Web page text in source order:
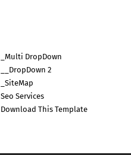
_Multi DropDown
__DropDown 2
_SiteMap
Seo Services
Download This Template